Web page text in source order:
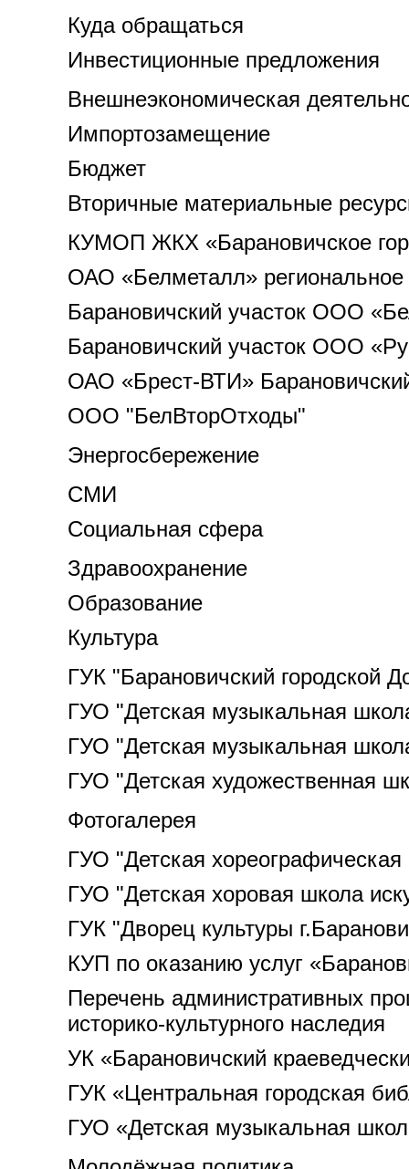
Куда обращаться
Инвестиционные предложения
Внешнеэкономическая
Импортозамещение
Бюджет
Вторичные материальные
КУМОП ЖКХ «Барановичское
ОАО «Белметалл» региональное
Барановичский участок ООО
Барановичский участок ООО
ОАО «Брест-ВТИ»
ООО "БелВторОтходы"
Энергосбережение
СМИ
Социальная сфера
Здравоохранение
Образование
Культура
ГУК "Барановичский городской
ГУО "Детская музыкальная
ГУО "Детская музыкальная
ГУО "Детская художественная
Фотогалерея
ГУО "Детская
ГУО "Детская хоровая школа
ГУК "Дворец культуры
КУП по оказанию услуг
Перечень административных
историко-культурного наследия
УК «Барановичский
ГУК «Центральная городская
ГУО «Детская музыкальная